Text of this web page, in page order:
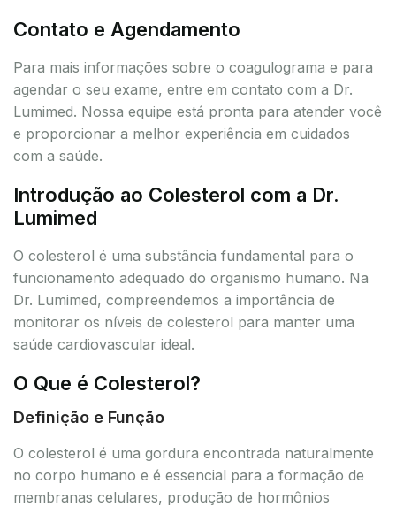
Contato e Agendamento
Para mais informações sobre o coagulograma e para
agendar o seu exame, entre em contato com a Dr.
Lumimed. Nossa equipe está pronta para atender você
e proporcionar a melhor experiência em cuidados
com a saúde.
Introdução ao Colesterol com a Dr.
Lumimed
O colesterol é uma substância fundamental para o
funcionamento adequado do organismo humano. Na
Dr. Lumimed, compreendemos a importância de
monitorar os níveis de colesterol para manter uma
saúde cardiovascular ideal.
O Que é Colesterol?
Definição e Função
O colesterol é uma gordura encontrada naturalmente
no corpo humano e é essencial para a formação de
membranas celulares, produção de hormônios